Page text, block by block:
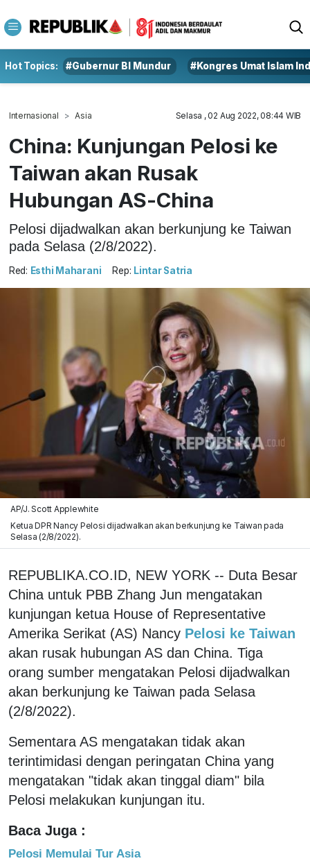
Hot Topics: #Gubernur BI Mundur #Kongres Umat Islam
Internasional Asia Selasa , 02 Aug 2022, 08:44 WIB
China: Kunjungan Pelosi ke
Taiwan akan Rusak
Hubungan AS-China
Pelosi dijadwalkan akan berkunjung ke Taiwan
pada Selasa (2/8/2022).
Red: Esthi Maharani Rep: Lintar Satria
AP/J. Scott Applewhite
Ketua DPR Nancy Pelosi dijadwalkan akan berkunjung ke Taiwan pada
Selasa (2/8/2022).
REPUBLIKA.CO.ID, NEW YORK -- Duta Besar
China untuk PBB Zhang Jun mengatakan
kunjungan ketua House of Representative
Amerika Serikat (AS) Nancy Pelosi ke Taiwan
akan rusak hubungan AS dan China. Tiga
orang sumber mengatakan Pelosi dijadwalkan
akan berkunjung ke Taiwan pada Selasa
(2/8/2022).
Sementara AS mengatakan tidak akan
terintimidasi dengan peringatan China yang
mengatakan "tidak akan tinggal diam" bila
Pelosi melakukan kunjungan itu.
Baca Juga :
Pelosi Memulai Tur Asia